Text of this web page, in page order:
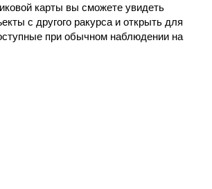
карты вы сможете увидеть
с другого ракурса и открыть для
при обычном наблюдении на